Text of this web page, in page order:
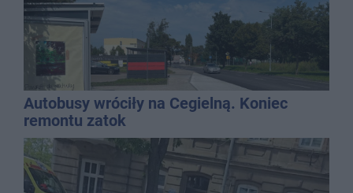
Autobusy wróciły na Cegielną. Koniec
remontu zatok